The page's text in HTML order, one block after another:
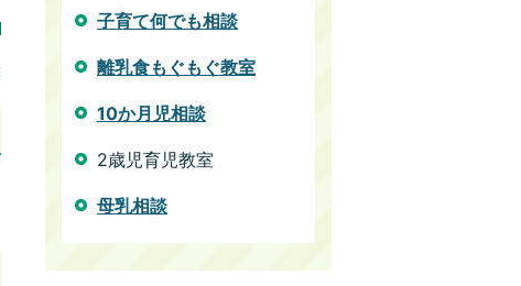
子育て何でも相談
離乳食もぐもぐ教室
10か月児相談
2歳児育児教室
母乳相談